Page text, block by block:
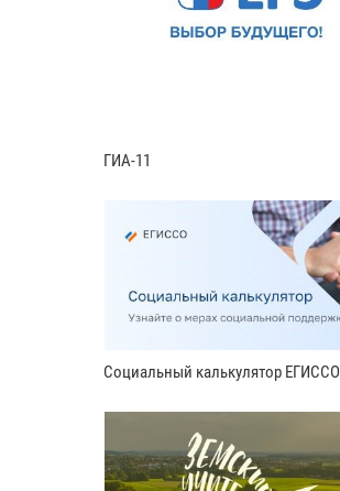
ГИА-11
Социальный калькулятор ЕГИССО